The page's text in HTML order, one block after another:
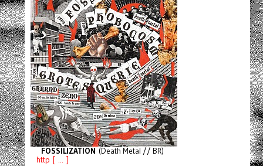
FOSSILIZATION (Death Metal // BR)
http [ ... ]